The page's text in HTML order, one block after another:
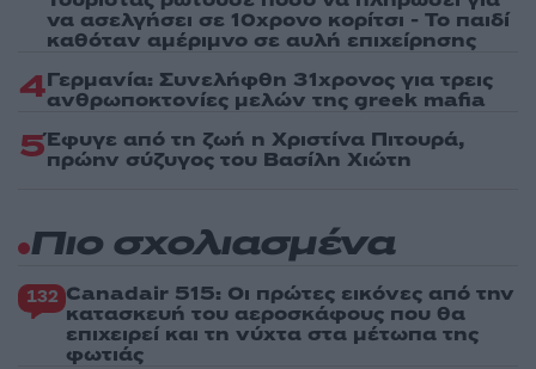
να ασελγήσει σε 10χρονο κορίτσι - Το παιδί
καθόταν αμέριμνο σε αυλή επιχείρησης
4Γερμανία: Συνελήφθη 31χρονος για τρεις
ανθρωποκτονίες μελών της greek mafia
5Έφυγε από τη ζωή η Χριστίνα Πιτουρά,
πρώην σύζυγος του Βασίλη Χιώτη
Πιο σχολιασμένα
132 Canadair 515: Οι πρώτες εικόνες από την
κατασκευή του αεροσκάφους που θα
επιχειρεί και τη νύχτα στα μέτωπα της
φωτιάς